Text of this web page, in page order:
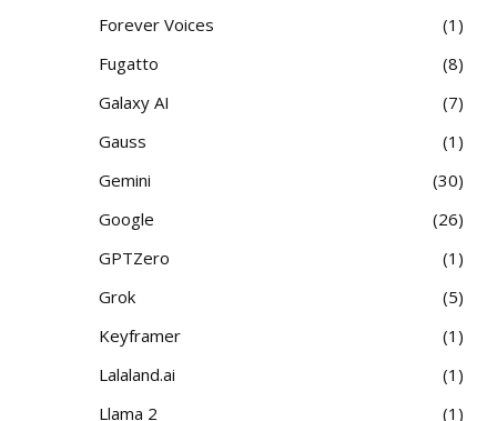
Forever Voices
1
Fugatto
8
Galaxy AI
7
Gauss
1
Gemini
30
Google
26
GPTZero
1
Grok
5
Keyframer
1
Lalaland.ai
1
Llama 2
1